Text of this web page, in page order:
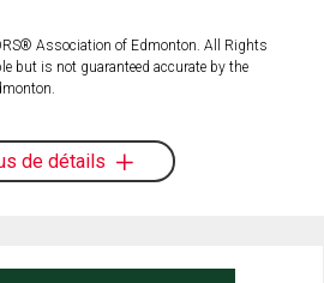
Association of Edmonton. All Rights
but is not guaranteed accurate by the
de détails